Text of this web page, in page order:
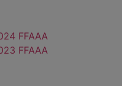
FFAAA
FFAAA